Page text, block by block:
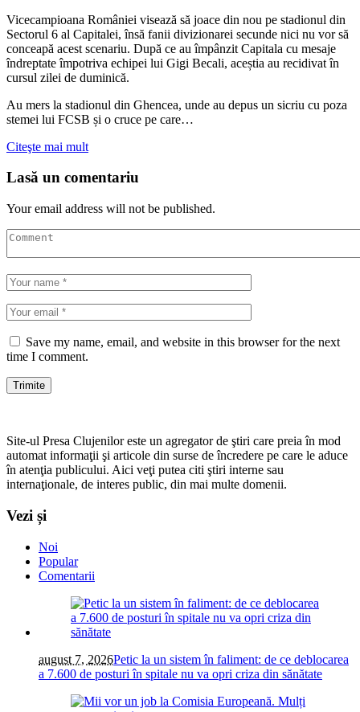
Vicecampioana României visează să joace din nou pe stadionul din
Sectorul 6 al Capitalei, însă fanii divizionarei secunde nici nu vor să
conceapă acest scenariu. După ce au împânzit Capitala cu mesaje
îndreptate împotriva echipei lui Gigi Becali, aceștia au recidivat în
cursul zilei de duminică.
Au mers la stadionul din Ghencea, unde au depus un sicriu cu poza
stemei lui FCSB și o cruce pe care…
Citeşte mai mult
Lasă un comentariu
Your email address will not be published.
Save my name, email, and website in this browser for the next
time I comment.
Site-ul Presa Clujenilor este un agregator de ştiri care preia în mod
automat informaţii şi articole din surse de încredere pe care le aduce
în atenţia publicului. Aici veţi putea citi ştiri interne sau
internaţionale, de interes public, din mai multe domenii.
Vezi și
Noi
Popular
Comentarii
august 7, 2026Petic la un sistem în faliment: de ce deblocarea
a 7.600 de posturi în spitale nu va opri criza din sănătate